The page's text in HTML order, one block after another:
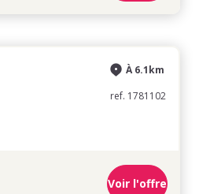
À 6.1km
ref. 1781102
Voir l'offre